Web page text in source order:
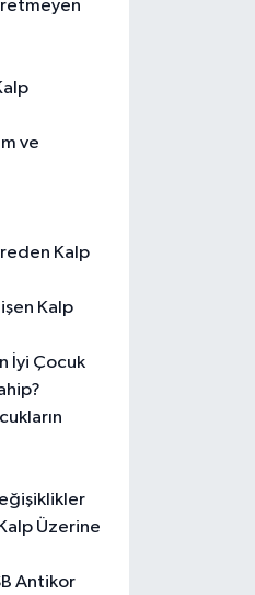
ve
Kalp
Kalp
İyi Çocuk
Üzerine
Antikor